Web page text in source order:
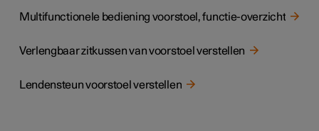
Multifunctionele bediening voorstoel, functie-overzicht
Verlengbaar zitkussen van voorstoel verstellen
Lendensteun voorstoel verstellen